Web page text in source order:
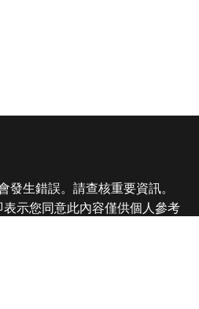
發生錯誤。請查核重要資訊。
示您同意此內容僅供個人參考